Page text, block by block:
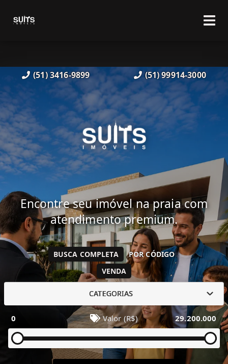
(51) 3416-9899 (51) 99914-3000
Encontre seu imóvel na praia com
atendimento premium.
VENDA
BUSCA COMPLETA POR CÓDIGO
CATEGORIAS
0 Valor (R$) 29.200.000